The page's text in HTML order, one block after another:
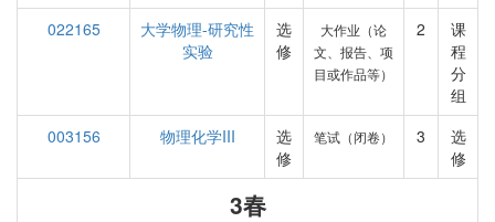
022165
大学物理-研究性
实验
选
修
大作业（论
文、报告、项
目或作品等）
2
课
程
分
组
003156
物理化学III
选
修
笔试（闭卷） 3
选
修
3春